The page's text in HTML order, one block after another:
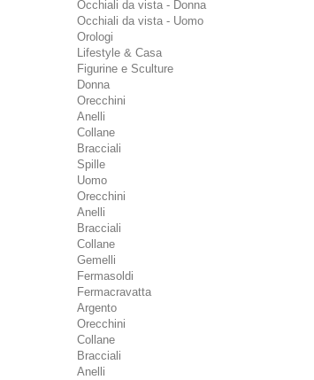
Occhiali da vista - Donna
Occhiali da vista - Uomo
Orologi
Lifestyle & Casa
Figurine e Sculture
Donna
Orecchini
Anelli
Collane
Bracciali
Spille
Uomo
Orecchini
Anelli
Bracciali
Collane
Gemelli
Fermasoldi
Fermacravatta
Argento
Orecchini
Collane
Bracciali
Anelli